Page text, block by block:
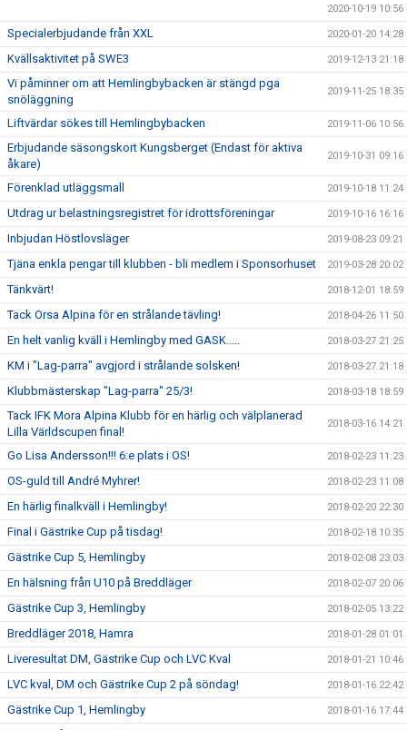
2020-10-19 10:56
Specialerbjudande från XXL 2020-01-20 14:28
Kvällsaktivitet på SWE3 2019-12-13 21:18
Vi påminner om att Hemlingbybacken är stängd pga
snöläggning
2019-11-25 18:35
Liftvärdar sökes till Hemlingbybacken 2019-11-06 10:56
Erbjudande säsongskort Kungsberget (Endast för aktiva
åkare)
2019-10-31 09:16
Förenklad utläggsmall 2019-10-18 11:24
Utdrag ur belastningsregistret för idrottsföreningar 2019-10-16 16:16
Inbjudan Höstlovsläger 2019-08-23 09:21
Tjäna enkla pengar till klubben - bli medlem i Sponsorhuset 2019-03-28 20:02
Tänkvärt! 2018-12-01 18:59
Tack Orsa Alpina för en strålande tävling! 2018-04-26 11:50
En helt vanlig kväll i Hemlingby med GASK..... 2018-03-27 21:25
KM i "Lag-parra" avgjord i strålande solsken! 2018-03-27 21:18
Klubbmästerskap "Lag-parra" 25/3! 2018-03-18 18:59
Tack IFK Mora Alpina Klubb för en härlig och välplanerad
Lilla Världscupen final!
2018-03-16 14:21
Go Lisa Andersson!!! 6:e plats i OS! 2018-02-23 11:23
OS-guld till André Myhrer! 2018-02-23 11:08
En härlig finalkväll i Hemlingby! 2018-02-20 22:30
Final i Gästrike Cup på tisdag! 2018-02-18 10:35
Gästrike Cup 5, Hemlingby 2018-02-08 23:03
En hälsning från U10 på Breddläger 2018-02-07 20:06
Gästrike Cup 3, Hemlingby 2018-02-05 13:22
Breddläger 2018, Hamra 2018-01-28 01:01
Liveresultat DM, Gästrike Cup och LVC Kval 2018-01-21 10:46
LVC kval, DM och Gästrike Cup 2 på söndag! 2018-01-16 22:42
Gästrike Cup 1, Hemlingby 2018-01-16 17:44